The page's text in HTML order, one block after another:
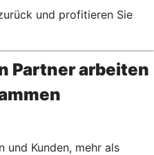
und profitieren Sie
Partner arbeiten
und Kunden, mehr als